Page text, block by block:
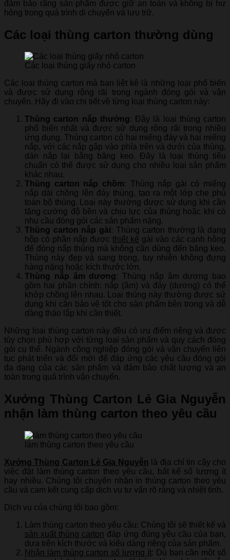
đảm bảo rằng sản phẩm được giữ an toàn và không bị hư
hỏng trong quá trình di chuyển và lưu trữ.
Các loại thùng carton thường dùng
Các loại thùng giấy nhỏ carton
Các loại thùng carton mà bạn liệt kê là những loại phổ biến
và được sử dụng rộng rãi trong ngành đóng gói và vận
chuyển. Hãy đi vào chi tiết về từng loại thùng carton này:
Thùng carton nắp thường : Đây là loại thùng carton
phổ biến nhất và được sử dụng rộng rãi trong nhiều
ứng dụng. Thùng carton có hai miếng đáy và hai miếng
nắp, với các nắp gập vào phía trên và dưới của thùng,
dán nắp lại bằng băng keo. Đây là loại thùng tiêu
chuẩn có thể được sử dụng cho nhiều loại sản phẩm
khác nhau.
Thùng carton nắp chồm: Thùng nắp gài có miếng
nắp dài chồng lên đáy thùng, tạo ra một lớp che phủ
toàn bộ thùng. Loại này thường được sử dụng khi cần
tăng cường độ bền và chịu lực của thùng hoặc khi có
nhu cầu đóng gói các sản phẩm nặng.
Thùng carton nắp gài: Thùng carton thường là dạng
hộp có phần nắp được thiết kế gài vào các cạnh hông
để đóng nắp thùng mà không cần dùng đến băng keo.
Thùng này đẹp và sang trọng, tuy nhiên không đựng
hàng nặng hoặc kích thước lớn.
Thùng nắp âm dương : Thùng nắp âm dương bao
gồm hai phần chính: nắp (âm) và đáy (dương) có thể
khớp chồng lên nhau. Loại thùng này thường được sử
dụng khi cần bảo vệ tốt cho sản phẩm bên trong và dễ
dàng tháo lắp khi cần thiết.
Những loại thùng carton này đều có ưu điểm riêng và được
tùy chọn phù hợp với từng loại sản phẩm và quy cách đóng
gói cụ thể. Ngành công nghiệp đóng gói và vận chuyển liên
tục phát triển và đổi mới để đáp ứng các yêu cầu đóng gói
đa dạng của các sản phẩm và đảm bảo chất lượng và an
toàn trong quá trình vận chuyển.
Xưởng Thùng Carton Lẻ Gia Nguyễn
nhận làm thùng carton theo yêu cầu
làm thùng carton theo yêu cầu
Xưởng Thùng Carton Lẻ Gia Nguyễn là địa chỉ tin cậy cho
việc đặt làm thùng carton theo yêu cầu, bất kể số lượng ít
hay nhiều. Chúng tôi chuyên nhận in thùng carton theo yêu
cầu và cam kết cung cấp dịch vụ tư vấn rõ ràng và nhiệt tình.
Dịch vụ của chúng tôi bao gồm:
Làm thùng carton theo yêu cầu: Chúng tôi sẽ thiết kế và
sản xuất thùng carton đáp ứng đúng yêu cầu của bạn,
dựa trên kích thước và kiểu dáng riêng của sản phẩm.
Nhận làm thùng carton số lượng ít: Dù bạn cần một số